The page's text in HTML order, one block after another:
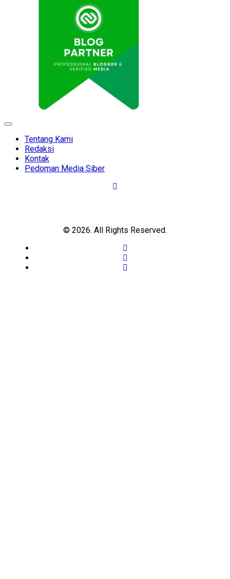
Expand
Tentang Kami
Redaksi
Kontak
Pedoman Media Siber
© 2026. All Rights Reserved.